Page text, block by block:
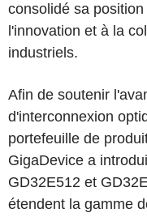
consolidé sa
l'innovation et à la
industriels.
Afin de soutenir
d'interconnexion
portefeuille de
GigaDevice a
GD32E512 et
étendent la gamme